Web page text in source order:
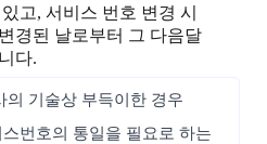
고, 서비스 번호 변경 시
경된 날로부터 그 다음달
다.
의 기술상 부득이한 경우
번호의 통일을 필요로 하는